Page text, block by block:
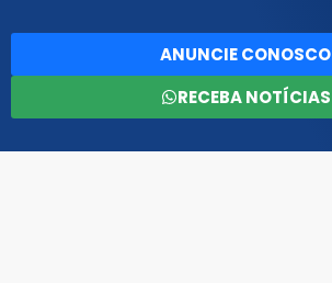
ANUNCIE CONOSCO
RECEBA NOTÍCIAS